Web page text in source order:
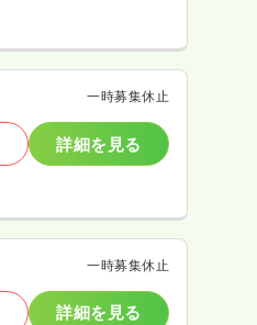
一時募集休止
詳細を見る
一時募集休止
詳細を見る